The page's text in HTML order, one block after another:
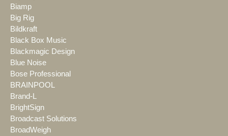
Biamp
Big Rig
Bildkraft
Black Box Music
Blackmagic Design
Blue Noise
Bose Professional
BRAINPOOL
Brand-L
BrightSign
Broadcast Solutions
BroadWeigh